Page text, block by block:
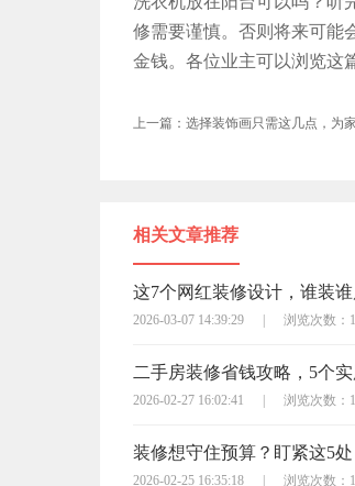
修需要谨慎。否则将来可能
金钱。各位业主可以浏览这
上一篇：选择装饰画只需这几点，为
相关文章推荐
这7个网红装修设计，谁装
2026-03-07 14:39:29 浏览次数：
二手房装修省钱攻略，5个
2026-02-27 16:02:41 浏览次数：
装修想守住预算？盯紧这5
2026-02-25 16:35:18 浏览次数：